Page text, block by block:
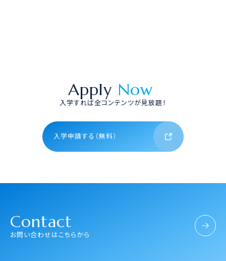
Apply Now
入学すれば全コンテンツが見放題！
入学申請する（無料）
Contact
お問い合わせはこちらから